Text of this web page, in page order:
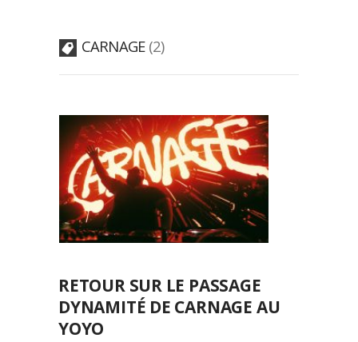
CARNAGE 2
RETOUR SUR LE PASSAGE
DYNAMITÉ DE CARNAGE AU
YOYO